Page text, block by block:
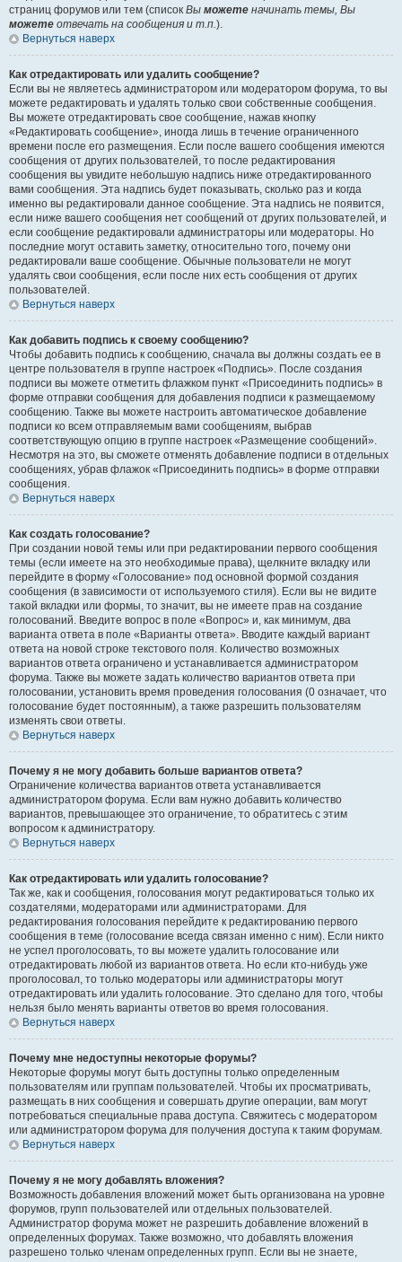
страниц форумов или тем (список Вы можете начинать темы, Вы
можете отвечать на сообщения и т.п.).
Вернуться наверх
Как отредактировать или удалить сообщение?
Если вы не являетесь администратором или модератором форума, то вы
можете редактировать и удалять только свои собственные сообщения.
Вы можете отредактировать свое сообщение, нажав кнопку
«Редактировать сообщение», иногда лишь в течение ограниченного
времени после его размещения. Если после вашего сообщения имеются
сообщения от других пользователей, то после редактирования
сообщения вы увидите небольшую надпись ниже отредактированного
вами сообщения. Эта надпись будет показывать, сколько раз и когда
именно вы редактировали данное сообщение. Эта надпись не появится,
если ниже вашего сообщения нет сообщений от других пользователей, и
если сообщение редактировали администраторы или модераторы. Но
последние могут оставить заметку, относительно того, почему они
редактировали ваше сообщение. Обычные пользователи не могут
удалять свои сообщения, если после них есть сообщения от других
пользователей.
Вернуться наверх
Как добавить подпись к своему сообщению?
Чтобы добавить подпись к сообщению, сначала вы должны создать ее в
центре пользователя в группе настроек «Подпись». После создания
подписи вы можете отметить флажком пункт «Присоединить подпись» в
форме отправки сообщения для добавления подписи к размещаемому
сообщению. Также вы можете настроить автоматическое добавление
подписи ко всем отправляемым вами сообщениям, выбрав
соответствующую опцию в группе настроек «Размещение сообщений».
Несмотря на это, вы сможете отменять добавление подписи в отдельных
сообщениях, убрав флажок «Присоединить подпись» в форме отправки
сообщения.
Вернуться наверх
Как создать голосование?
При создании новой темы или при редактировании первого сообщения
темы (если имеете на это необходимые права), щелкните вкладку или
перейдите в форму «Голосование» под основной формой создания
сообщения (в зависимости от используемого стиля). Если вы не видите
такой вкладки или формы, то значит, вы не имеете прав на создание
голосований. Введите вопрос в поле «Вопрос» и, как минимум, два
варианта ответа в поле «Варианты ответа». Вводите каждый вариант
ответа на новой строке текстового поля. Количество возможных
вариантов ответа ограничено и устанавливается администратором
форума. Также вы можете задать количество вариантов ответа при
голосовании, установить время проведения голосования (0 означает, что
голосование будет постоянным), а также разрешить пользователям
изменять свои ответы.
Вернуться наверх
Почему я не могу добавить больше вариантов ответа?
Ограничение количества вариантов ответа устанавливается
администратором форума. Если вам нужно добавить количество
вариантов, превышающее это ограничение, то обратитесь с этим
вопросом к администратору.
Вернуться наверх
Как отредактировать или удалить голосование?
Так же, как и сообщения, голосования могут редактироваться только их
создателями, модераторами или администраторами. Для
редактирования голосования перейдите к редактированию первого
сообщения в теме (голосование всегда связан именно с ним). Если никто
не успел проголосовать, то вы можете удалить голосование или
отредактировать любой из вариантов ответа. Но если кто-нибудь уже
проголосовал, то только модераторы или администраторы могут
отредактировать или удалить голосование. Это сделано для того, чтобы
нельзя было менять варианты ответов во время голосования.
Вернуться наверх
Почему мне недоступны некоторые форумы?
Некоторые форумы могут быть доступны только определенным
пользователям или группам пользователей. Чтобы их просматривать,
размещать в них сообщения и совершать другие операции, вам могут
потребоваться специальные права доступа. Свяжитесь с модератором
или администратором форума для получения доступа к таким форумам.
Вернуться наверх
Почему я не могу добавлять вложения?
Возможность добавления вложений может быть организована на уровне
форумов, групп пользователей или отдельных пользователей.
Администратор форума может не разрешить добавление вложений в
определенных форумах. Также возможно, что добавлять вложения
разрешено только членам определенных групп. Если вы не знаете,